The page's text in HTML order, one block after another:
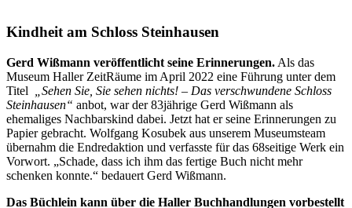
Kindheit am Schloss Steinhausen
Gerd Wißmann veröffentlicht seine Erinnerungen. Als das
Museum Haller ZeitRäume im April 2022 eine Führung unter dem
Titel
„Sehen Sie, Sie sehen nichts! – Das verschwundene Schloss
Steinhausen“ anbot, war der 83jährige Gerd Wißmann als
ehemaliges Nachbarskind dabei. Jetzt hat er seine Erinnerungen zu
Papier gebracht. Wolfgang Kosubek aus unserem Museumsteam
übernahm die Endredaktion und verfasste für das 68seitige Werk ein
Vorwort. „Schade, dass ich ihm das fertige Buch nicht mehr
schenken konnte.“ bedauert Gerd Wißmann.
Das Büchlein kann über die Haller Buchhandlungen vorbestellt